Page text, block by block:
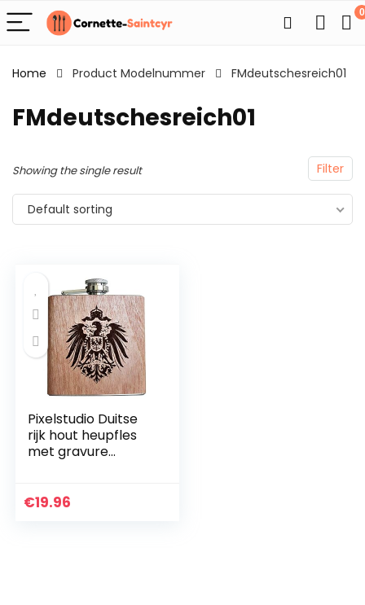
0
Home Product Modelnummer FMdeutschesreich01
FMdeutschesreich01
Filter
Showing the single result
Default sorting
Pixelstudio Duitse
rijk hout heupfles
met gravure
wapen adelaar
€19.96